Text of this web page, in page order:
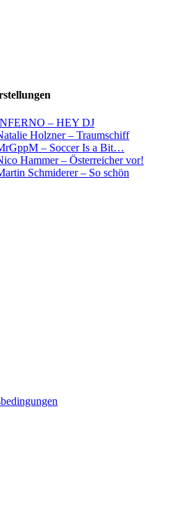
– HEY DJ
Holzner – Traumschiff
– Soccer Is a Bit…
Hammer – Österreicher vor!
Schmiderer – So schön